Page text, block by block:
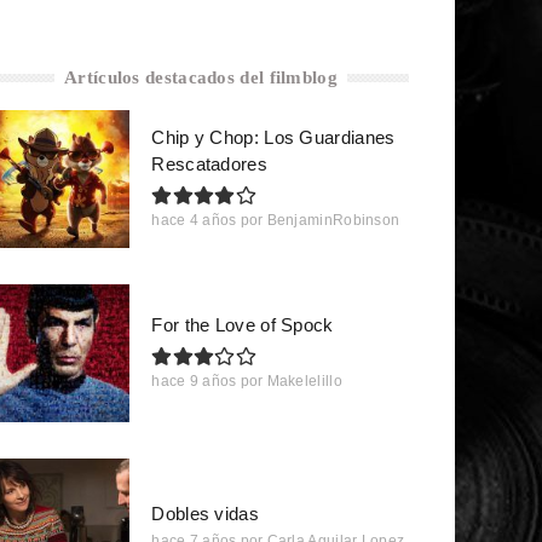
Artículos destacados del filmblog
Chip y Chop: Los Guardianes
Rescatadores
hace 4 años por BenjaminRobinson
For the Love of Spock
hace 9 años por Makelelillo
Dobles vidas